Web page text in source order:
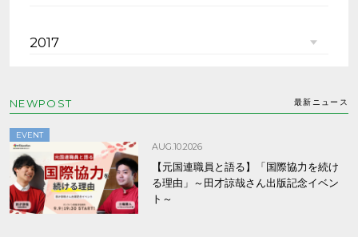
2017
NEWPOST 最新ニュース
EVENT
AUG.10.2026
【元国連職員と語る】「国際協力を続け
る理由」～田才諒哉さん出版記念イベン
ト～